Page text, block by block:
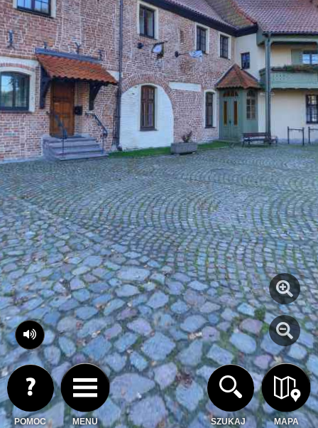
https://powiatkartuski.wkraj.pl
Mapa serwisu
MENU MAPA
POMOC SZUKAJ